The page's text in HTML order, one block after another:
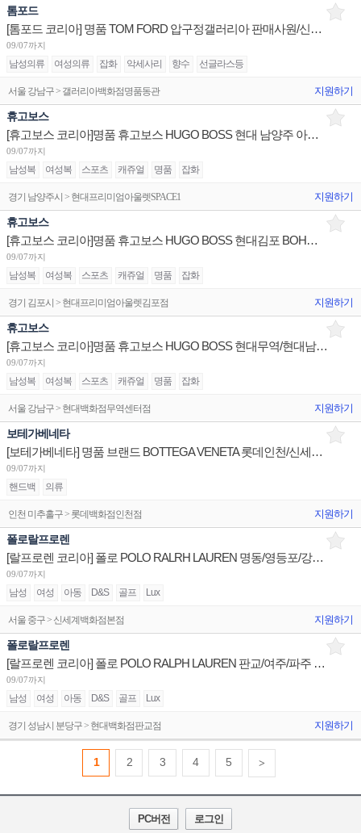
톰포드
[톰포드 코리아] 명품 TOM FORD 압구정갤러리아 판매사원/신세계본점 부점장/신세계동부산 주니어 채용
09/07까지
남성의류 여성의류 잡화 악세사리 향수 선글라스등
서울 강남구 > 갤러리아백화점명품동관 지원하기
휴고보스
[휴고보스 코리아]명품 휴고보스 HUGO BOSS 현대 남양주 아울렛 점장 채용
09/07까지
남성복 여성복 스포츠 캐쥬얼 명품 잡화
경기 남양주시 > 현대프리미엄아울렛SPACE1 지원하기
휴고보스
[휴고보스 코리아]명품 휴고보스 HUGO BOSS 현대김포 BOH사원/신세계여주, 잠실월드타워 판매사원 채용
09/07까지
남성복 여성복 스포츠 캐쥬얼 명품 잡화
경기 김포시 > 현대프리미엄아울렛김포점 지원하기
휴고보스
[휴고보스 코리아]명품 휴고보스 HUGO BOSS 현대무역/현대남양주/현대대구 판매사원 채용
09/07까지
남성복 여성복 스포츠 캐쥬얼 명품 잡화
서울 강남구 > 현대백화점무역센터점 지원하기
보테가베네타
[보테가베네타] 명품 브랜드 BOTTEGA VENETA 롯데인천/신세계경기/신세계강남 판매사원 채용
09/07까지
핸드백 의류
인천 미추홀구 > 롯데백화점인천점 지원하기
폴로랄프로렌
[랄프로렌 코리아] 폴로 POLO RALRH LAUREN 명동/영등포/강남 점장/부매니저/판매사원 채용
09/07까지
남성 여성 아동 D&S 골프 Lux
서울 중구 > 신세계백화점본점 지원하기
폴로랄프로렌
[랄프로렌 코리아] 폴로 POLO RALPH LAUREN 판교/여주/파주 매장 부매니저/판매사원 채용
09/07까지
남성 여성 아동 D&S 골프 Lux
경기 성남시 분당구 > 현대백화점판교점 지원하기
1 2 3 4 5 >
PC버전 로그인